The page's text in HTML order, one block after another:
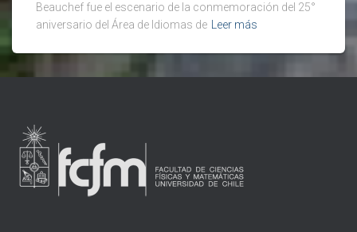
Beauchef fue el escenario de la conmemoración del 25°
aniversario del Área de Idiomas de Leer más